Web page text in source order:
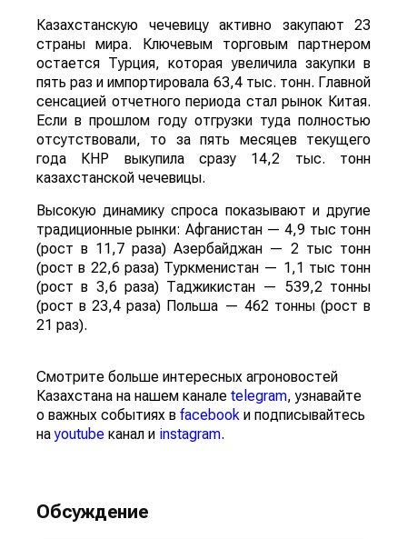
Казахстанскую чечевицу активно закупают 23
страны мира. Ключевым торговым партнером
остается Турция, которая увеличила закупки в
пять раз и импортировала 63,4 тыс. тонн. Главной
сенсацией отчетного периода стал рынок Китая.
Если в прошлом году отгрузки туда полностью
отсутствовали, то за пять месяцев текущего
года КНР выкупила сразу 14,2 тыс. тонн
казахстанской чечевицы.
Высокую динамику спроса показывают и другие
традиционные рынки: Афганистан — 4,9 тыс тонн
(рост в 11,7 раза) Азербайджан — 2 тыс тонн
(рост в 22,6 раза) Туркменистан — 1,1 тыс тонн
(рост в 3,6 раза) Таджикистан — 539,2 тонны
(рост в 23,4 раза) Польша — 462 тонны (рост в
21 раз).
Смотрите больше интересных агроновостей
Казахстана на нашем канале telegram, узнавайте
о важных событиях в facebook и подписывайтесь
наyoutube канал и instagram.
Обсуждение